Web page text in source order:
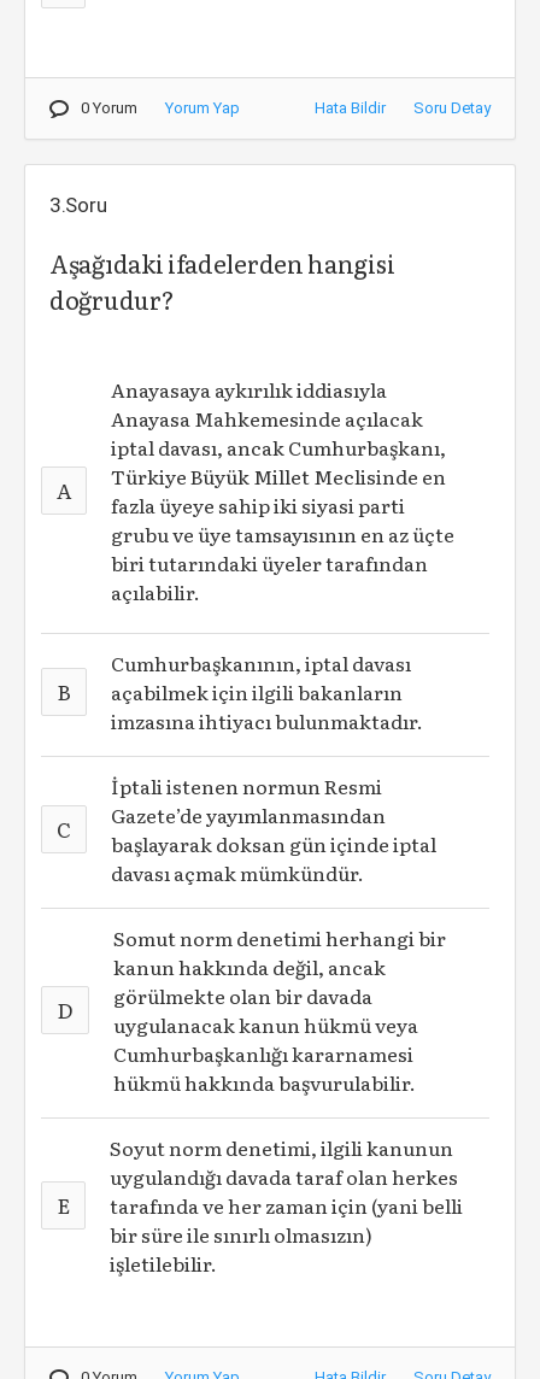
0 Yorum Yorum Yap Hata Bildir Soru Detay
3.Soru
Aşağıdaki ifadelerden hangisi
doğrudur?
A
Anayasaya aykırılık iddiasıyla
Anayasa Mahkemesinde açılacak
iptal davası, ancak Cumhurbaşkanı,
Türkiye Büyük Millet Meclisinde en
fazla üyeye sahip iki siyasi parti
grubu ve üye tamsayısının en az üçte
biri tutarındaki üyeler tarafından
açılabilir.
B
Cumhurbaşkanının, iptal davası
açabilmek için ilgili bakanların
imzasına ihtiyacı bulunmaktadır.
C
İptali istenen normun Resmi
Gazete’de yayımlanmasından
başlayarak doksan gün içinde iptal
davası açmak mümkündür.
D
Somut norm denetimi herhangi bir
kanun hakkında değil, ancak
görülmekte olan bir davada
uygulanacak kanun hükmü veya
Cumhurbaşkanlığı kararnamesi
hükmü hakkında başvurulabilir.
E
Soyut norm denetimi, ilgili kanunun
uygulandığı davada taraf olan herkes
tarafında ve her zaman için (yani belli
bir süre ile sınırlı olmasızın)
işletilebilir.